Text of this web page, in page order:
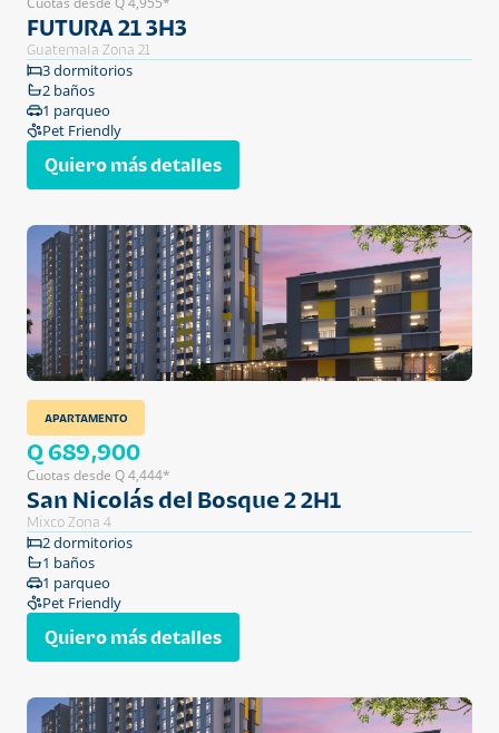
FUTURA 21 3H3
Guatemala Zona 21
3 dormitorios
2 baños
1 parqueo
Pet Friendly
Quiero más detalles
APARTAMENTO
Q 689,900
Cuotas desde Q 4,444*
San Nicolás del Bosque 2 2H1
Mixco Zona 4
2 dormitorios
1 baños
1 parqueo
Pet Friendly
Quiero más detalles